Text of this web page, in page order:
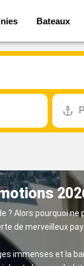
Bateaux
? Alors pourquoi ne
de merveilleux
immenses et la